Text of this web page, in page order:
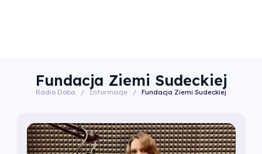
Fundacja Ziemi Sudeckiej
Radio Doba / Informacje / Fundacja Ziemi Sudeckiej